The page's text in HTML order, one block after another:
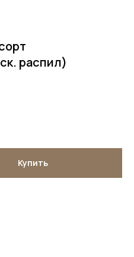
распил)
Купить